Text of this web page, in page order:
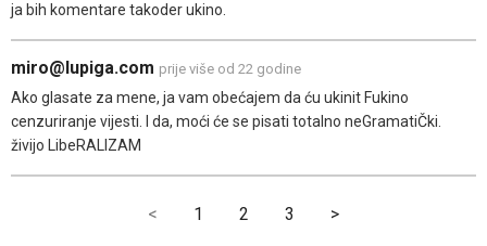
ja bih komentare takoder ukino.
miro@lupiga.com prije više od 22 godine
Ako glasate za mene, ja vam obećajem da ću ukinit Fukino
cenzuriranje vijesti. I da, moći će se pisati totalno neGramatiČki.
živijo LibeRALIZAM
< 1 2 3 >